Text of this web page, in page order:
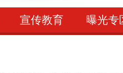
宣传教育 曝光专